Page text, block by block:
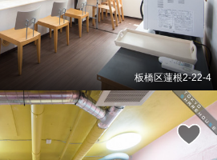
板橋区蓮根2-22-4